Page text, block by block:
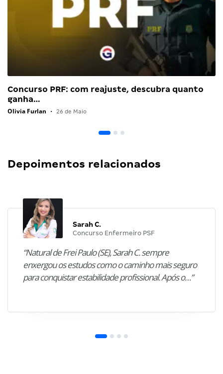
Concurso PRF: com reajuste, descubra quanto
ganha…
Olivia Furlan • 26 de Maio
Depoimentos relacionados
Sarah C.
Concurso Enfermeiro PSF
“Natural de Frei Paulo (SE), Sarah C. sempre
enxergou os estudos como o caminho mais seguro
para conquistar estabilidade profissional. Após o…”